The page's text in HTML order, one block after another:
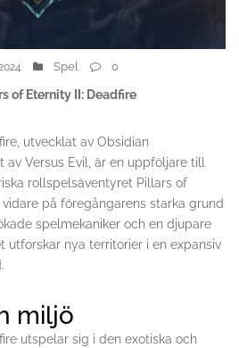
Spel 0
of Eternity II: Deadfire
utvecklat av Obsidian
Versus Evil, är en uppföljare till
rollspelsäventyret Pillars of
på föregångarens starka grund
spelmekaniker och en djupare
utforskar nya territorier i en expansiv
miljö
utspelar sig i den exotiska och